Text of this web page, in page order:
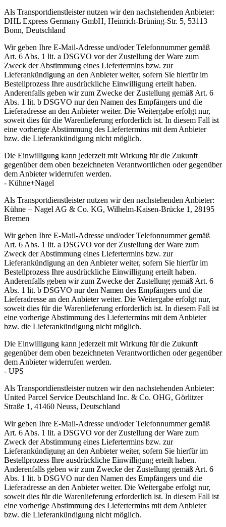
Als Transportdienstleister nutzen wir den nachstehenden Anbieter:
DHL Express Germany GmbH, Heinrich-Brüning-Str. 5, 53113
Bonn, Deutschland
Wir geben Ihre E-Mail-Adresse und/oder Telefonnummer gemäß
Art. 6 Abs. 1 lit. a DSGVO vor der Zustellung der Ware zum
Zweck der Abstimmung eines Liefertermins bzw. zur
Lieferankündigung an den Anbieter weiter, sofern Sie hierfür im
Bestellprozess Ihre ausdrückliche Einwilligung erteilt haben.
Anderenfalls geben wir zum Zwecke der Zustellung gemäß Art. 6
Abs. 1 lit. b DSGVO nur den Namen des Empfängers und die
Lieferadresse an den Anbieter weiter. Die Weitergabe erfolgt nur,
soweit dies für die Warenlieferung erforderlich ist. In diesem Fall ist
eine vorherige Abstimmung des Liefertermins mit dem Anbieter
bzw. die Lieferankündigung nicht möglich.
Die Einwilligung kann jederzeit mit Wirkung für die Zukunft
gegenüber dem oben bezeichneten Verantwortlichen oder gegenüber
dem Anbieter widerrufen werden.
- Kühne+Nagel
Als Transportdienstleister nutzen wir den nachstehenden Anbieter:
Kühne + Nagel AG & Co. KG, Wilhelm-Kaisen-Brücke 1, 28195
Bremen
Wir geben Ihre E-Mail-Adresse und/oder Telefonnummer gemäß
Art. 6 Abs. 1 lit. a DSGVO vor der Zustellung der Ware zum
Zweck der Abstimmung eines Liefertermins bzw. zur
Lieferankündigung an den Anbieter weiter, sofern Sie hierfür im
Bestellprozess Ihre ausdrückliche Einwilligung erteilt haben.
Anderenfalls geben wir zum Zwecke der Zustellung gemäß Art. 6
Abs. 1 lit. b DSGVO nur den Namen des Empfängers und die
Lieferadresse an den Anbieter weiter. Die Weitergabe erfolgt nur,
soweit dies für die Warenlieferung erforderlich ist. In diesem Fall ist
eine vorherige Abstimmung des Liefertermins mit dem Anbieter
bzw. die Lieferankündigung nicht möglich.
Die Einwilligung kann jederzeit mit Wirkung für die Zukunft
gegenüber dem oben bezeichneten Verantwortlichen oder gegenüber
dem Anbieter widerrufen werden.
- UPS
Als Transportdienstleister nutzen wir den nachstehenden Anbieter:
United Parcel Service Deutschland Inc. & Co. OHG, Görlitzer
Straße 1, 41460 Neuss, Deutschland
Wir geben Ihre E-Mail-Adresse und/oder Telefonnummer gemäß
Art. 6 Abs. 1 lit. a DSGVO vor der Zustellung der Ware zum
Zweck der Abstimmung eines Liefertermins bzw. zur
Lieferankündigung an den Anbieter weiter, sofern Sie hierfür im
Bestellprozess Ihre ausdrückliche Einwilligung erteilt haben.
Anderenfalls geben wir zum Zwecke der Zustellung gemäß Art. 6
Abs. 1 lit. b DSGVO nur den Namen des Empfängers und die
Lieferadresse an den Anbieter weiter. Die Weitergabe erfolgt nur,
soweit dies für die Warenlieferung erforderlich ist. In diesem Fall ist
eine vorherige Abstimmung des Liefertermins mit dem Anbieter
bzw. die Lieferankündigung nicht möglich.